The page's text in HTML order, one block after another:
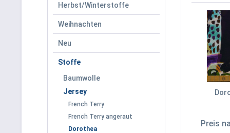
Herbst/Winterstoffe
Weihnachten
Neu
Stoffe
Baumwolle
Jersey
French Terry
French Terry angeraut
Dorothea
Preis